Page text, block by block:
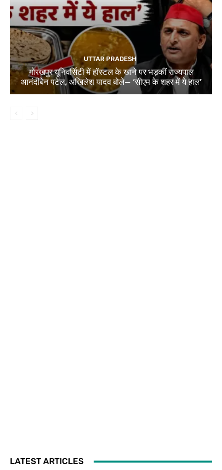
UTTAR PRADESH
गोरखपुर यूनिवर्सिटी में हॉस्टल के खाने पर भड़कीं राज्यपाल
आनंदीबेन पटेल, अखिलेश यादव बोले— ‘सीएम के शहर में ये हाल’
LATEST ARTICLES